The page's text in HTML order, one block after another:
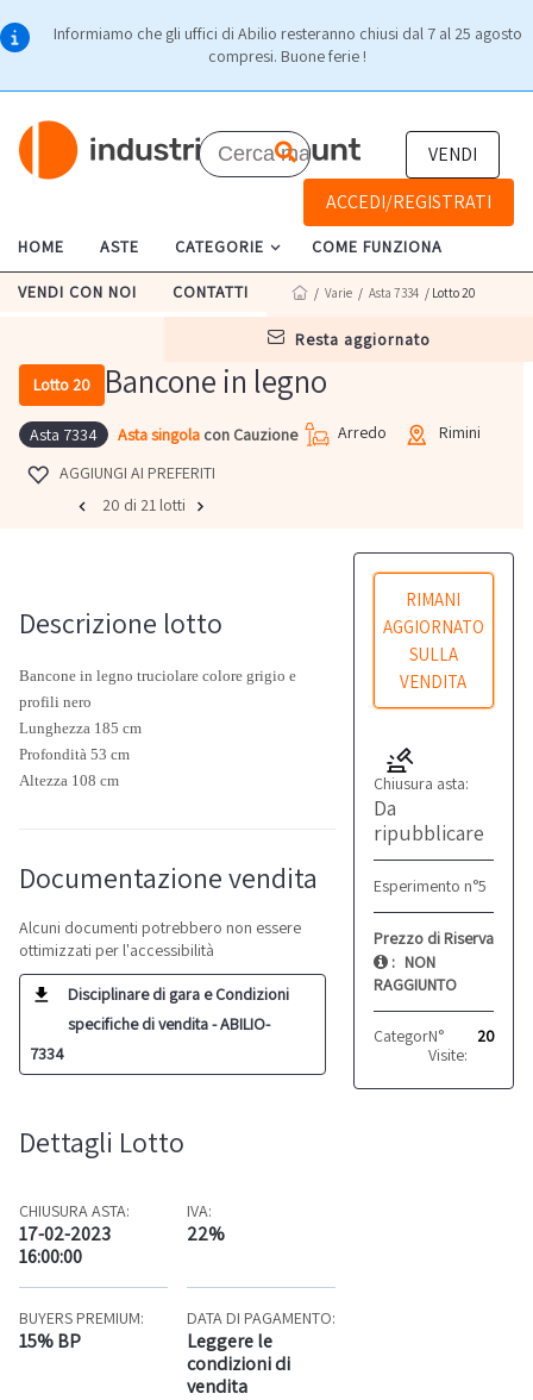
Informiamo che gli uffici di Abilio resteranno chiusi dal 7 al 25 agosto
compresi. Buone ferie !
VENDI
ACCEDI/REGISTRATI
HOME ASTE CATEGORIE COME FUNZIONA
VENDI CON NOI CONTATTI
resta aggiornato
/ Varie / Asta 7334 / Lotto 20
Lotto 20 Bancone in legno
Asta 7334 Asta singola con Cauzione Arredo
Rimini
AGGIUNGI AI PREFERITI
20 di 21 lotti
RIMANI
AGGIORNATO
SULLA
VENDITA
Chiusura asta:
Da
ripubblicare
Esperimento n°5
Prezzo di Riserva
: NON
RAGGIUNTO
Categoria: Arredo
N°
Visite:
20
Descrizione lotto
Bancone in legno truciolare colore grigio e
profili nero
Lunghezza 185 cm
Profondità 53 cm
Altezza 108 cm
Documentazione vendita
Alcuni documenti potrebbero non essere
ottimizzati per l'accessibilità
Disciplinare di gara e Condizioni
specifiche di vendita - ABILIO-
7334
Dettagli Lotto
CHIUSURA ASTA:
17-02-2023
16:00:00
IVA:
22%
BUYERS PREMIUM:
15% BP
DATA DI PAGAMENTO:
Leggere le
condizioni di
vendita